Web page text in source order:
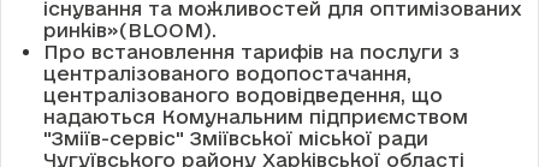
існування та можливостей для оптимізованих
ринків»(BLOOM).
Про встановлення тарифів на послуги з
централізованого водопостачання,
централізованого водовідведення, що
надаються Комунальним підприємством
"Зміїв-сервіс" Зміївської міської ради
Чугуївського району Харківської області